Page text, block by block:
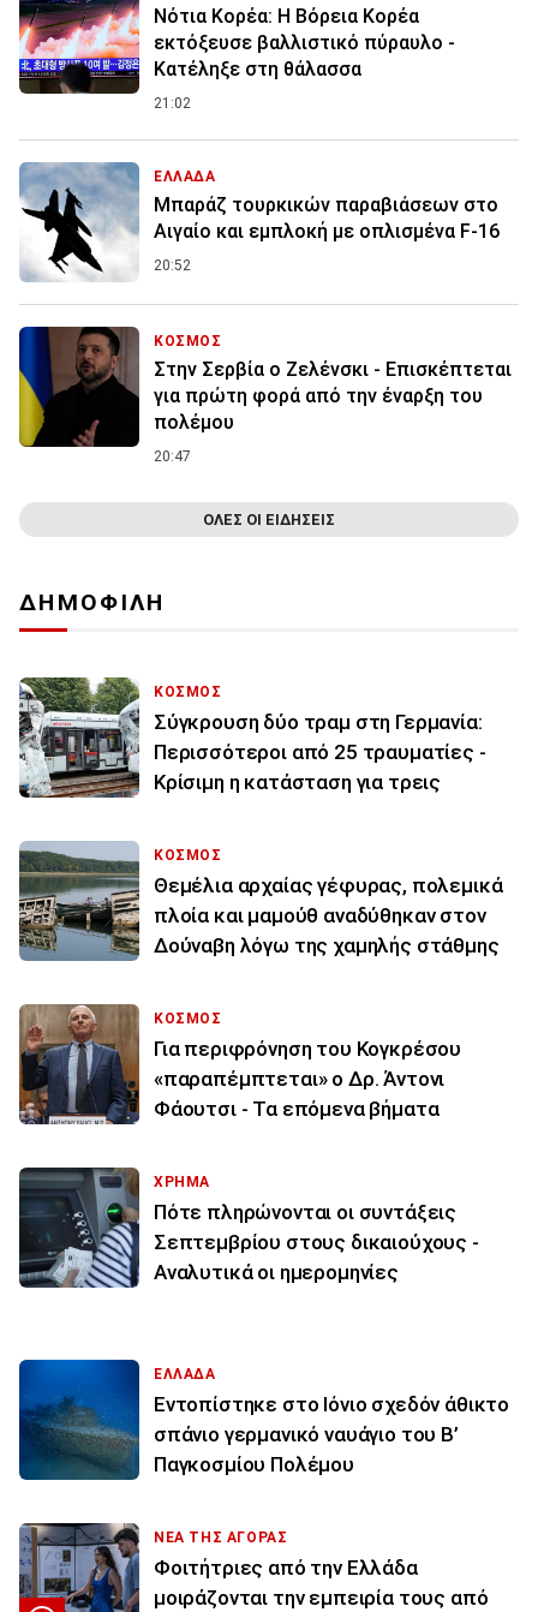
Νότια Κορέα: Η Βόρεια Κορέα
εκτόξευσε βαλλιστικό πύραυλο -
Κατέληξε στη θάλασσα
21:02
ΕΛΛΑΔΑ
Μπαράζ τουρκικών παραβιάσεων στο
Αιγαίο και εμπλοκή με οπλισμένα F-16
20:52
ΚΟΣΜΟΣ
Στην Σερβία ο Ζελένσκι - Επισκέπτεται
για πρώτη φορά από την έναρξη του
πολέμου
20:47
ΟΛΕΣ ΟΙ ΕΙΔΗΣΕΙΣ
ΔΗΜΟΦΙΛΗ
ΚΟΣΜΟΣ
Σύγκρουση δύο τραμ στη Γερμανία:
Περισσότεροι από 25 τραυματίες -
Κρίσιμη η κατάσταση για τρεις
ΚΟΣΜΟΣ
Θεμέλια αρχαίας γέφυρας, πολεμικά
πλοία και μαμούθ αναδύθηκαν στον
Δούναβη λόγω της χαμηλής στάθμης
ΚΟΣΜΟΣ
Για περιφρόνηση του Κογκρέσου
«παραπέμπτεται» ο Δρ. Άντονι
Φάουτσι - Τα επόμενα βήματα
ΧΡΗΜΑ
Πότε πληρώνονται οι συντάξεις
Σεπτεμβρίου στους δικαιούχους -
Αναλυτικά οι ημερομηνίες
ΕΛΛΑΔΑ
Εντοπίστηκε στο Ιόνιο σχεδόν άθικτο
σπάνιο γερμανικό ναυάγιο του Β’
Παγκοσμίου Πολέμου
ΝΕΑ ΤΗΣ ΑΓΟΡΑΣ
Φοιτήτριες από την Ελλάδα
μοιράζονται την εμπειρία τους από